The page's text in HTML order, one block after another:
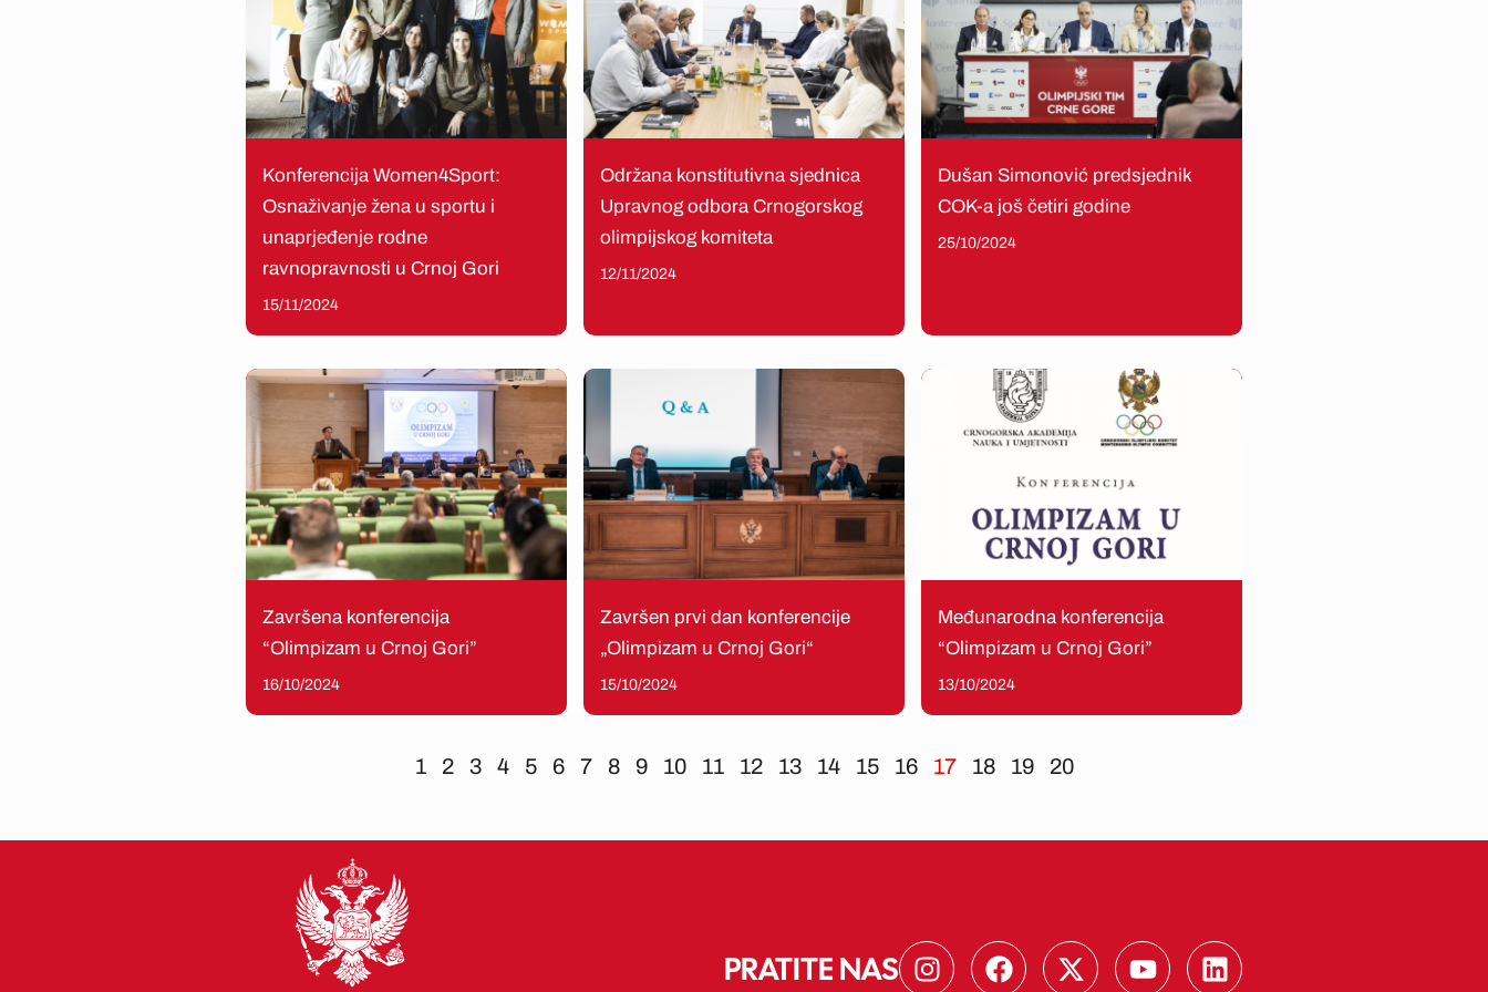
Konferencija Women4Sport:
Osnaživanje žena u sportu i
unaprjeđenje rodne
ravnopravnosti u Crnoj Gori
15/11/2024
Održana konstitutivna sjednica
Upravnog odbora Crnogorskog
olimpijskog komiteta
12/11/2024
Dušan Simonović predsjednik
COK-a još četiri godine
25/10/2024
Završena konferencija
“Olimpizam u Crnoj Gori”
16/10/2024
Završen prvi dan konferencije
„Olimpizam u Crnoj Gori“
15/10/2024
Međunarodna konferencija
“Olimpizam u Crnoj Gori”
13/10/2024
1 2 3 4 5 6 7 8 9 10 11 12 13 14 15 16 17 18 19 20
PRATITE NAS
I
n
F
a
X
-
Y
o
L
i